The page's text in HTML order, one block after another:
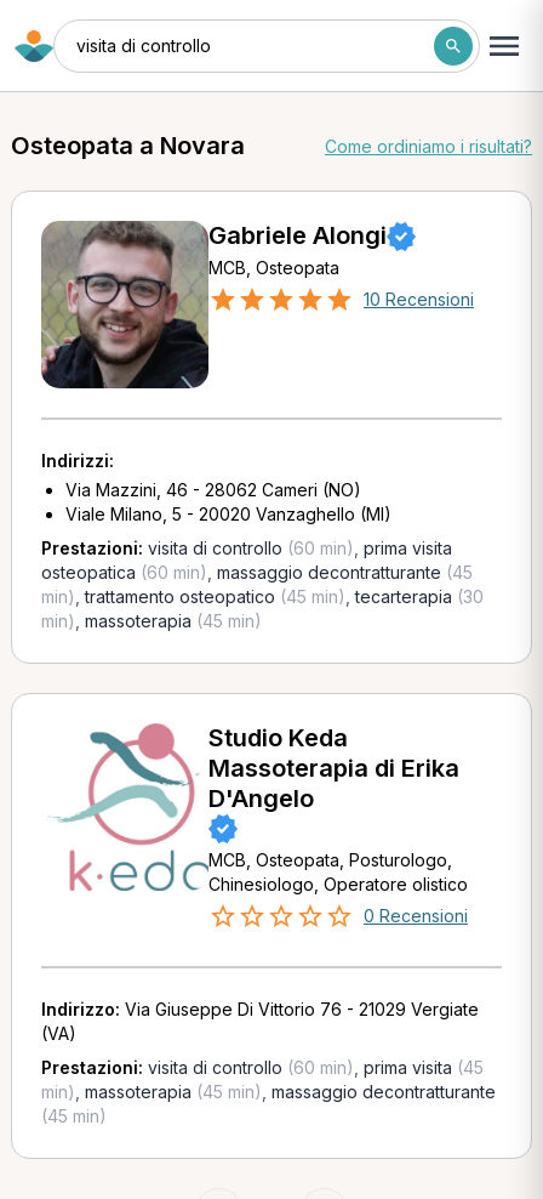
visita di controllo
Osteopata a Novara Come ordiniamo i risultati?
Gabriele Alongi
MCB, Osteopata
10 Recensioni
Indirizzi:
Via Mazzini, 46 - 28062 Cameri (NO)
Viale Milano, 5 - 20020 Vanzaghello (MI)
Prestazioni: visita di controllo (60 min) prima visita
osteopatica (60 min) massaggio decontratturante (45
min) ,trattamento osteopatico (45 min) ,tecarterapia (30
min) massoterapia (45 min)
Studio Keda
Massoterapia di Erika
D'Angelo
MCB, Osteopata, Posturologo,
Chinesiologo, Operatore olistico
0 Recensioni
Indirizzo: Via Giuseppe Di Vittorio 76 - 21029 Vergiate
(VA)
Prestazioni: visita di controllo (60 min) prima visita (45
min) massoterapia (45 min) massaggio decontratturante
(45 min)